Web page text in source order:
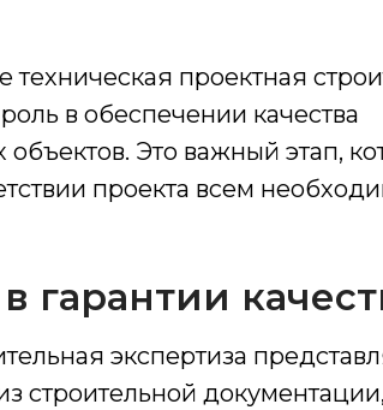
техническая проектная
в обеспечении качества
объектов. Это важный этап,
проекта всем
гарантии
экспертиза
строительной документации,